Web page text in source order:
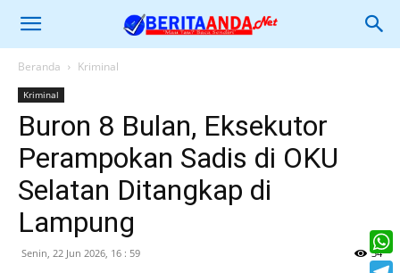
Beranda Kriminal
Kriminal
Buron 8 Bulan, Eksekutor
Perampokan Sadis di OKU
Selatan Ditangkap di
Lampung
Senin, 22 Jun 2026, 16 : 59 34